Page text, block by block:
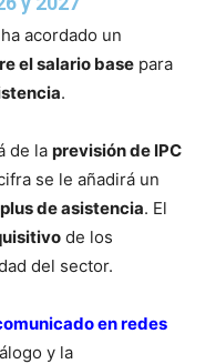
acordado un
el salario base para
.
de la previsión de IPC
se le añadirá un
plus de asistencia. El
de los
del sector.
en redes
y la